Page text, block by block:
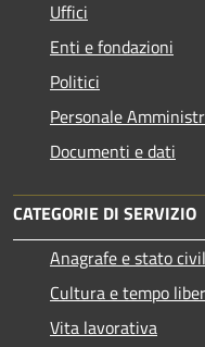
Uffici
Enti e fondazioni
Politici
Personale
Documenti e dati
CATEGORIE DI SERVIZIO
Anagrafe e stato
Cultura e tempo
Vita lavorativa